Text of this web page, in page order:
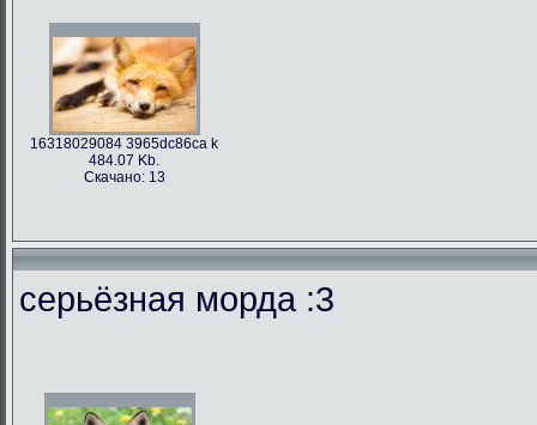
16318029084 3965dc86ca k
484.07 Kb.
Скачано: 13
серьёзная морда :3